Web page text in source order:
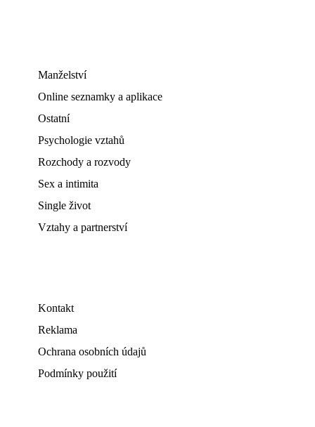
Manželství
Online seznamky a aplikace
Ostatní
Psychologie vztahů
Rozchody a rozvody
Sex a intimita
Single život
Vztahy a partnerství
Kontakt
Reklama
Ochrana osobních údajů
Podmínky použití